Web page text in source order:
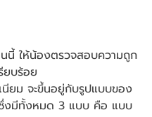
นี้ ให้น้องตรวจสอบความถูก
ยบร้อย
นียม จะขึ้นอยู่กับรูปแบบของ
งมีทั้งหมด 3 แบบ คือ แบบ